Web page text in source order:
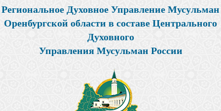
Региональное Духовное Управление Мусульман
Оренбургской области в составе Центрального
Духовного
Управления Мусульман России